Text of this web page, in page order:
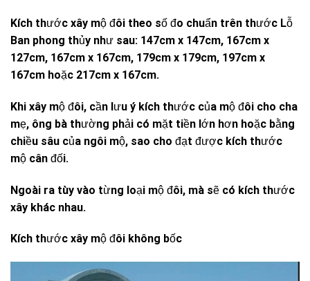
Kích thước xây mộ đôi theo số đo chuẩn trên thước Lỗ
Ban phong thủy như sau: 147cm x 147cm, 167cm x
127cm, 167cm x 167cm, 179cm x 179cm, 197cm x
167cm hoặc 217cm x 167cm.
Khi xây mộ đôi, cần lưu ý kích thước của mộ đôi cho cha
mẹ, ông bà thường phải có mặt tiền lớn hơn hoặc bằng
chiều sâu của ngôi mộ, sao cho đạt được kích thước
mộ cân đối.
Ngoài ra tùy vào từng loại mộ đôi, mà sẽ có kích thước
xây khác nhau.
Kích thước xây mộ đôi không bốc